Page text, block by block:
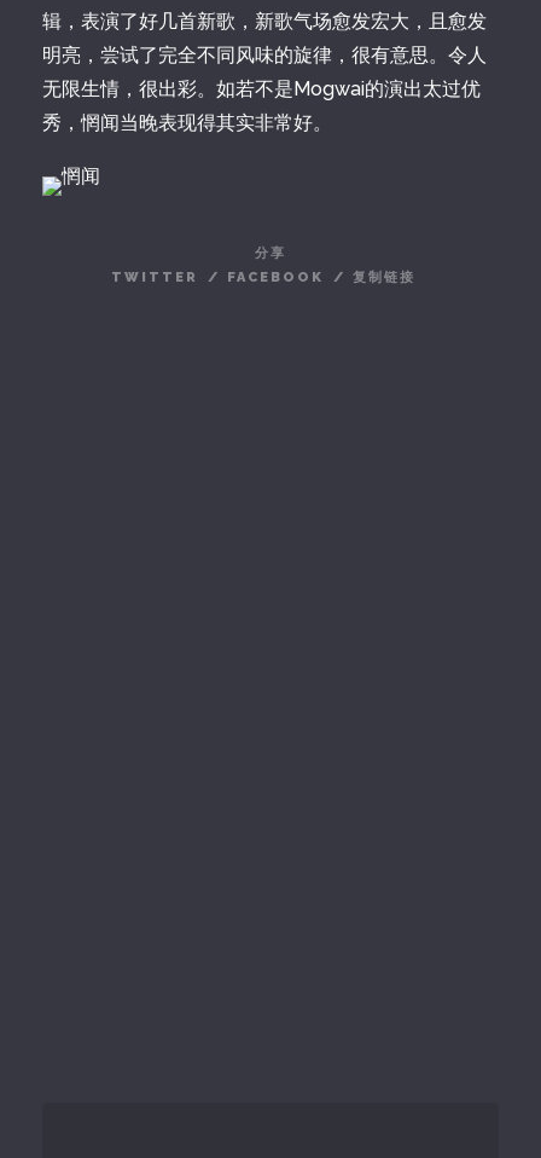
辑，表演了好几首新歌，新歌气场愈发宏大，且愈发
明亮，尝试了完全不同风味的旋律，很有意思。令人
无限生情，很出彩。如若不是Mogwai的演出太过优
秀，惘闻当晚表现得其实非常好。
分享
TWITTER
/ FACEBOOK / 复制链接